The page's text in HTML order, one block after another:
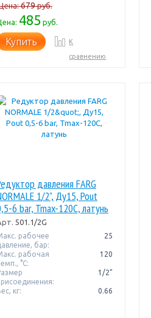
679руб.
485 руб.
Купить
К
сравнению
давления FARG
1/2", Ду15, Pout
6 bar, Tmax-120C, латунь
501.1/2G
рабочее
бар:
25
рабочая
°С:
120
1/2"
кг: 0.66